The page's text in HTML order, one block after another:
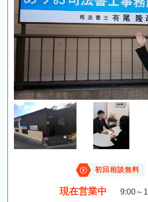
初回相談無料
現在営業中 9:00～